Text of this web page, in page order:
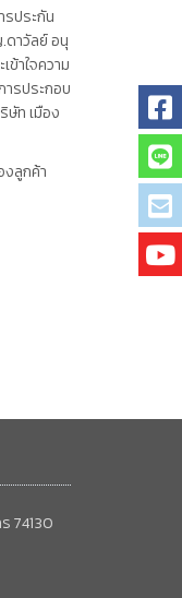
ประกัน
ดาวัลย์ อนุ
าใจความ
รประกอบ
ษัท เมือง
ลูกค้า
74130